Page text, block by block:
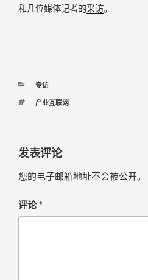
和几位媒体记者的采访。
专访
产业互联网
发表评论
您的电子邮箱地址不会被公开。
评论*